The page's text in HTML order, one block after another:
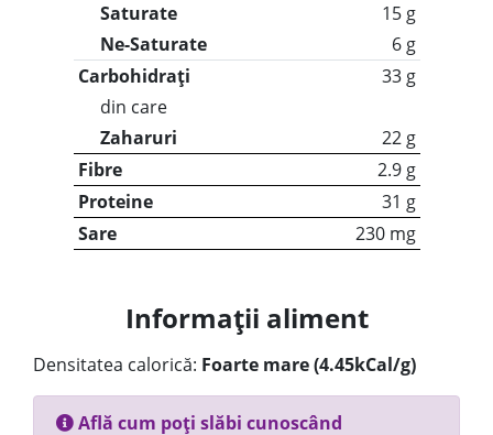
Saturate
15 g
Ne-Saturate
6 g
Carbohidrați
33 g
din care
Zaharuri
22 g
Fibre
2.9 g
Proteine
31 g
Sare
230 mg
Informații aliment
Densitatea calorică: Foarte mare (4.45kCal/g)
Află cum poți slăbi cunoscând